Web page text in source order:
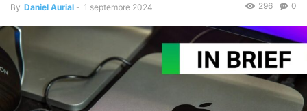
By Daniel Aurial - 1 septembre 2024 0
296